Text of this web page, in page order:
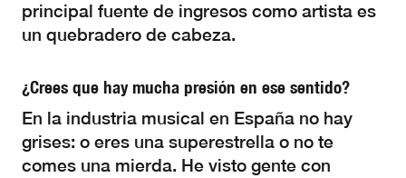
principal fuente de ingresos como artista es
un quebradero de cabeza.
¿Crees que hay mucha presión en ese sentido?
En la industria musical en España no hay
grises: o eres una superestrella o no te
comes una mierda. He visto gente con